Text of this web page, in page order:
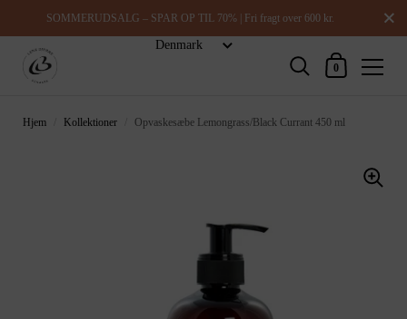
SOMMERUDSALG – SPAR OP TIL 70% | Fri fragt over 600 kr.
Indkøbskurv
0
Hjem Kollektioner Opvaskesæbe Lemongrass/Black Currant 450 ml